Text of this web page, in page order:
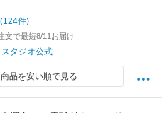
レビュー特典付
(124件)
文で最短8/11お届け
タジオ公式
商品を安い順で見る